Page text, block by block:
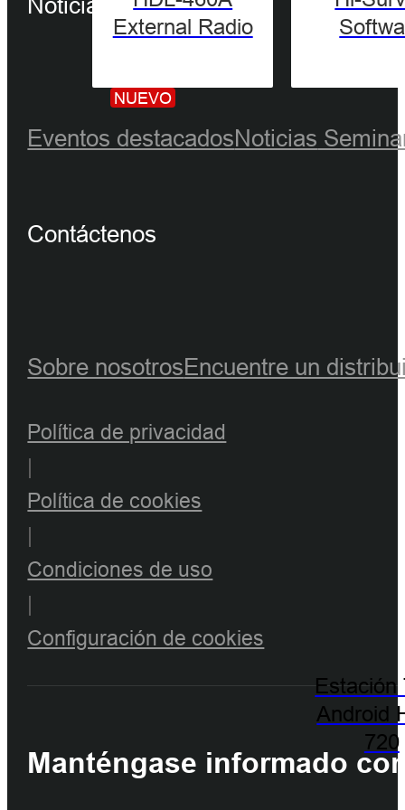
External Radio
NUEVO
Estación
Android
720
Eventos destacadosNoticias
Contáctenos
Sobre nosotrosEncuentre un
Política de privacidad
|
Política de cookies
|
Condiciones de uso
|
Configuración de cookies
Manténgase informado